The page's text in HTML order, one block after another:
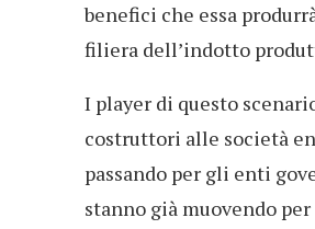
benefici che essa
filiera dell’indotto
I player di questo
costruttori alle società
passando per gli enti
stanno già muovendo